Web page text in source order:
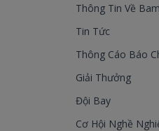
Thông Tin Về
Tin Tức
Thông Cáo Báo
Giải Thưởng
Đội Bay
Cơ Hội Nghề